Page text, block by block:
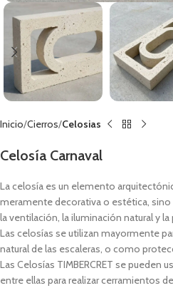
Inicio Cierros Celosias
Celosía Carnaval
La celosía es un elemento
meramente decorativa o estética,
la ventilación, la iluminación natural y la
Las celosías se utilizan mayormente
natural de las escaleras, o como
Las Celosías TIMBERCRET se pueden
entre ellas para realizar cerramientos